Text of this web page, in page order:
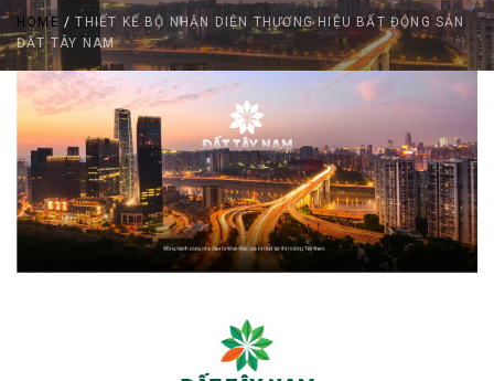
HOME /THIẾT KẾ BỘ NHẬN DIỆN THƯƠNG HIỆU BẤT ĐỘNG SẢN
ĐẤT TÂY NAM